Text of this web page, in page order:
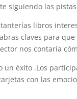
siguiendo las
libros
claves para
nos contaría
un éxito .Los
con las